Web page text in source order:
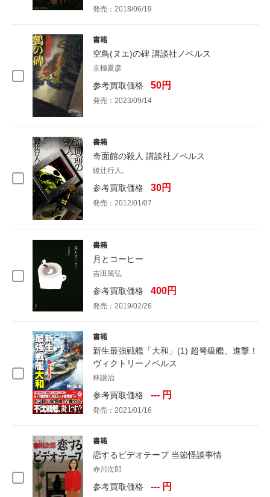
発売：2018/06/19
書籍
空鳥(ヌエ)の碑 講談社ノベルス
京極夏彦
参考買取価格 50円
発売：2023/09/14
書籍
奇面館の殺人 講談社ノベルス
綾辻行人,
参考買取価格 30円
発売：2012/01/07
書籍
月とコーヒー
吉田篤弘
参考買取価格 400円
発売：2019/02/26
書籍
新生最強戦艦「大和」(1) 超弩級艦、進撃！
ヴィクトリーノベルス
林譲治
参考買取価格 --- 円
発売：2021/01/16
書籍
恋するビデオテープ 当節怪談事情
赤川次郎
参考買取価格 --- 円